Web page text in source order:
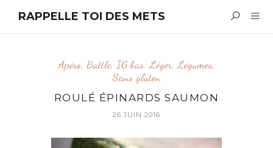
RAPPELLE TOI DES METS
Apéro, Battle, IG bas,Léger,Légumes,
Sans gluten
ROULÉ ÉPINARDS SAUMON
26 JUIN 2016